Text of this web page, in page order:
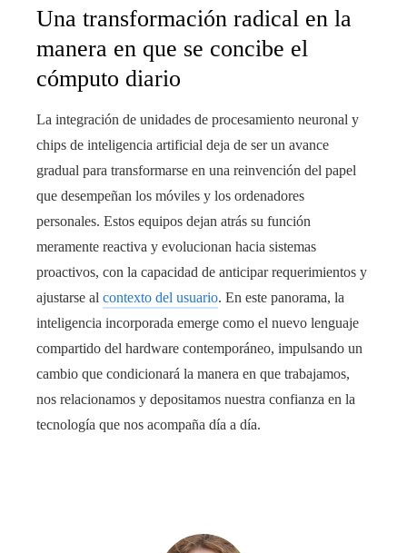
Una transformación radical en la
manera en que se concibe el
cómputo diario
La integración de unidades de procesamiento neuronal y
chips de inteligencia artificial deja de ser un avance
gradual para transformarse en una reinvención del papel
que desempeñan los móviles y los ordenadores
personales. Estos equipos dejan atrás su función
meramente reactiva y evolucionan hacia sistemas
proactivos, con la capacidad de anticipar requerimientos y
ajustarse al contexto del usuario. En este panorama, la
inteligencia incorporada emerge como el nuevo lenguaje
compartido del hardware contemporáneo, impulsando un
cambio que condicionará la manera en que trabajamos,
nos relacionamos y depositamos nuestra confianza en la
tecnología que nos acompaña día a día.